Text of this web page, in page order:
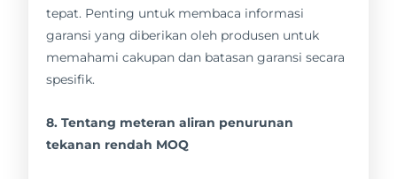
tepat. Penting untuk membaca informasi
garansi yang diberikan oleh produsen untuk
memahami cakupan dan batasan garansi secara
spesifik.
8. Tentang meteran aliran penurunan
tekanan rendah MOQ